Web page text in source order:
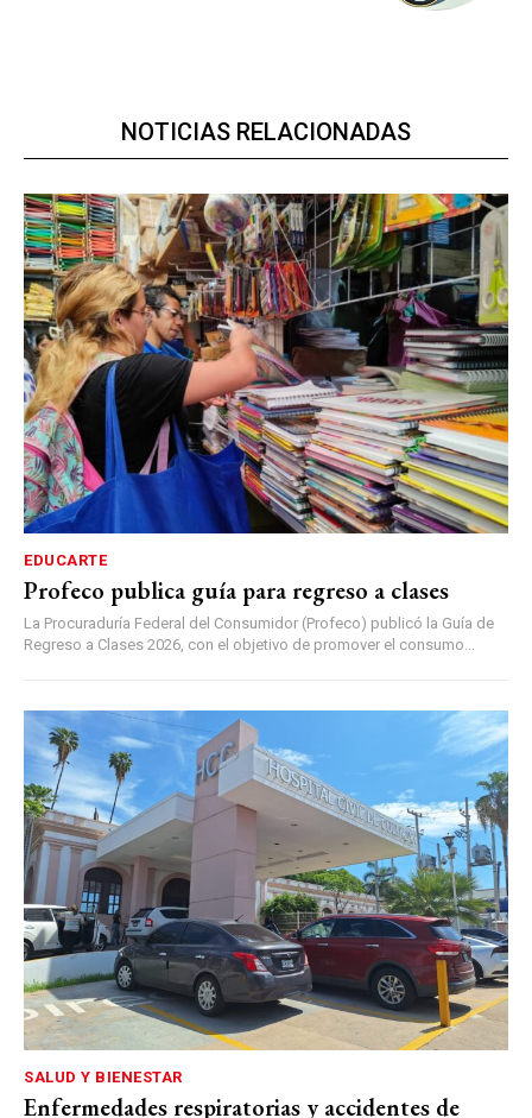
NOTICIAS RELACIONADAS
EDUCARTE
Profeco publica guía para regreso a clases
La Procuraduría Federal del Consumidor (Profeco) publicó la Guía de
Regreso a Clases 2026, con el objetivo de promover el consumo...
SALUD Y BIENESTAR
Enfermedades respiratorias y accidentes de